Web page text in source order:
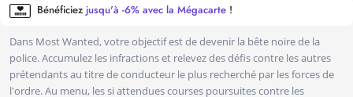
Bénéficiez jusqu'à -6% avec la Mégacarte !
Dans Most Wanted, votre objectif est de devenir la bête noire de la
police. Accumulez les infractions et relevez des défis contre les autres
prétendants au titre de conducteur le plus recherché par les forces de
l'ordre. Au menu, les si attendues courses poursuites contre les